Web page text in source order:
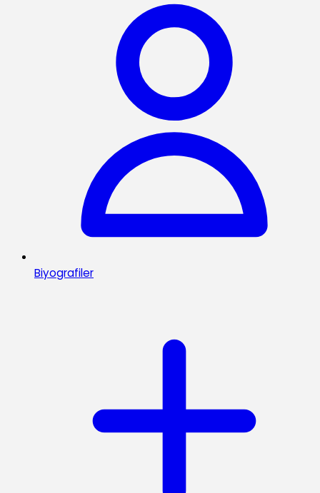
Biyografiler